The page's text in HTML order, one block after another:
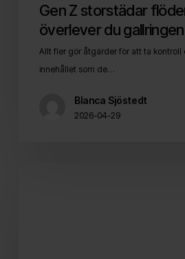
Gen Z storstädar
överlever du gallringen
Allt fler gör åtgärder för att ta kontroll
innehållet som de…
Blanca Sjöstedt
2026-04-29